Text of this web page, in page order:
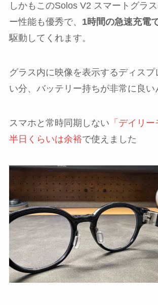
しかもこのSolos V2 スマートグラ
ー性能も優秀で、 1時間の急速充電
駆動してくれます。
グラス内に映像を表示するディスプ
い分、バッテリー持ちが非常に良い
スマホと常時同期しない 「デイリ
半日くらいは余裕で使えました